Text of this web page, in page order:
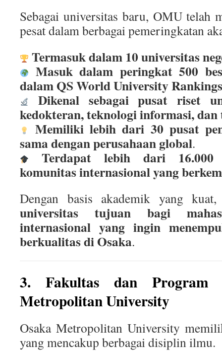
Sebagai universitas baru, OMU telah
pesat dalam berbagai pemeringkatan
Termasuk dalam 10 universitas
Masuk dalam peringkat 500
dalam QS World University Rankings
Dikenal sebagai pusat riset
kedokteran, teknologi informasi,
Memiliki lebih dari 30 pusat
sama dengan perusahaan global.
Terdapat lebih dari 16.000
komunitas internasional yang
Dengan basis akademik yang
universitas tujuan bagi
internasional yang ingin
berkualitas di Osaka.
3. Fakultas dan
Metropolitan University
Osaka Metropolitan University
yang mencakup berbagai disiplin ilmu.